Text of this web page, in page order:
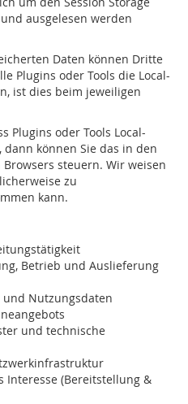
ausgelesen werden
Daten können Dritte
Plugins oder Tools die Local-
ist dies beim jeweiligen
Plugins oder Tools Local-
können Sie das in den
steuern. Wir weisen
zu
kann.
Betrieb und Auslieferung
Nutzungsdaten
und technische
Interesse (Bereitstellung &